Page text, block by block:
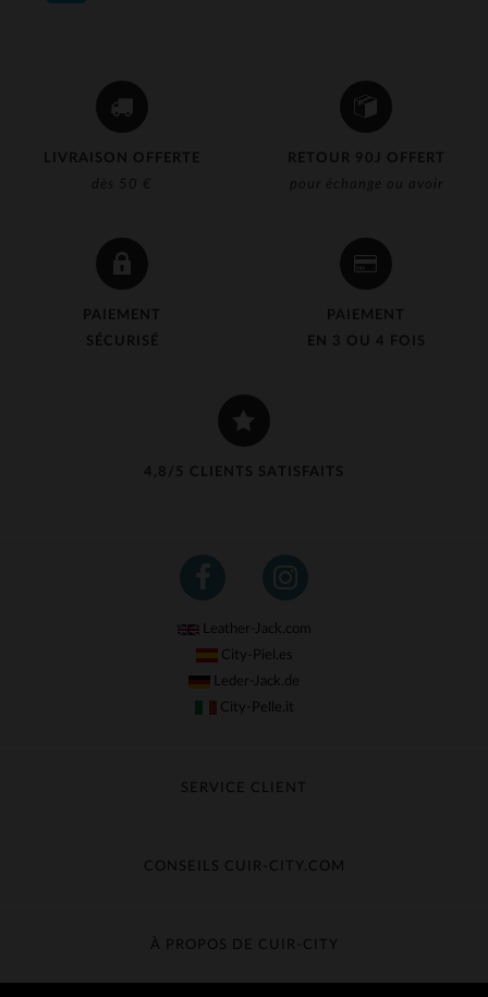
LIVRAISON OFFERTE
dès 50 €
RETOUR 90J OFFERT
pour échange ou avoir
PAIEMENT
SÉCURISÉ
PAIEMENT
EN 3 OU 4 FOIS
4,8/5 CLIENTS SATISFAITS
Leather-Jack.com
City-Piel.es
Leder-Jack.de
City-Pelle.it
SERVICE CLIENT
Échange & Remboursement
Contacter le service client
CONSEILS CUIR-CITY.COM
Guide des matières
À PROPOS DE CUIR-CITY